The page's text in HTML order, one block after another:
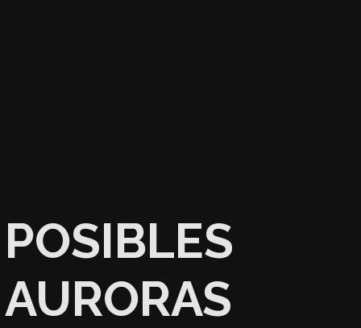
POSIBLES
AURORAS